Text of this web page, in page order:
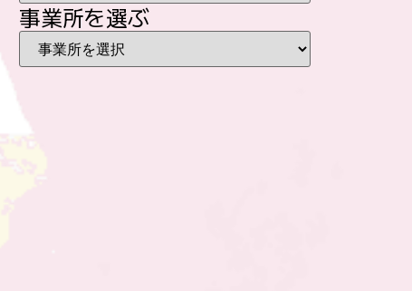
事業所を選ぶ